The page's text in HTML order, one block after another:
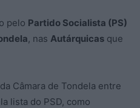
pelo Partido Socialista (PS)
, nas Autárquicas que
Câmara de Tondela entre
lista do PSD, como